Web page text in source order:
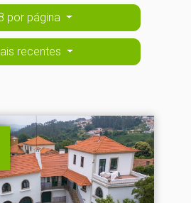
por página
recentes